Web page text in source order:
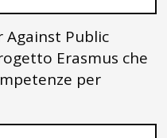
Against Public
Erasmus che
per